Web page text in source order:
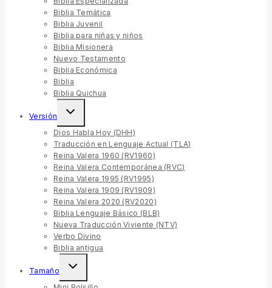
Biblia Temática
Biblia Juvenil
Biblia para niñas y niños
Biblia Misionera
Nuevo Testamento
Biblia Económica
Biblia
Biblia Quichua
Versión
Dios Habla Hoy (DHH)
Traducción en Lenguaje Actual (TLA)
Reina Valera 1960 (RV1960)
Reina Valera Contemporánea (RVC)
Reina Valera 1995 (RV1995)
Reina Valera 1909 (RV1909)
Reina Valera 2020 (RV2020)
Biblia Lenguaje Básico (BLB)
Nueva Traducción Viviente (NTV)
Verbo Divino
Biblia antigua
Tamaño